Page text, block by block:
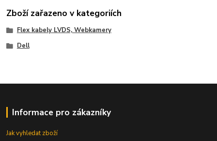
Zboží zařazeno v kategoriích
Flex kabely LVDS, Webkamery
Dell
Informace pro zákazníky
Jak vyhledat zboží